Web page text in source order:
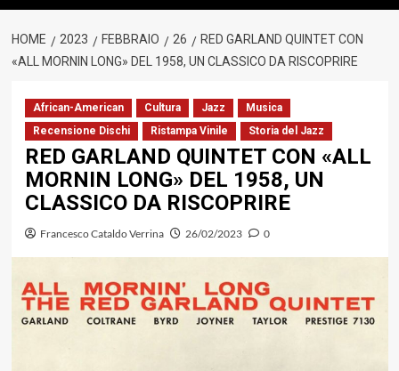
HOME 2023 FEBBRAIO 26
RED GARLAND QUINTET CON
«ALL MORNIN LONG» DEL 1958, UN CLASSICO DA RISCOPRIRE
African-American Cultura Jazz
Musica
Recensione Dischi
Ristampa Vinile Storia del Jazz
RED GARLAND QUINTET CON «ALL
MORNIN LONG» DEL 1958, UN
CLASSICO DA RISCOPRIRE
Francesco Cataldo Verrina 26/02/2023 0